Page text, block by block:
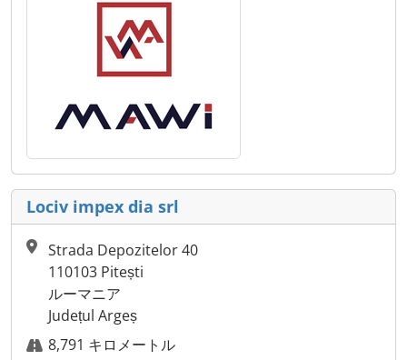
Lociv impex dia srl
Strada Depozitelor 40
110103 Pitești
ルーマニア
Județul Argeș
8,791 キロメートル